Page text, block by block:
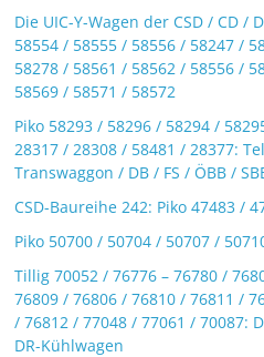
Die UIC-Y-Wagen der CSD / CD /
58554 / 58555 / 58556 / 58247 /
58278 / 58561 / 58562 / 58556 /
58569 / 58571 / 58572
Piko 58293 / 58296 / 58294 /
28317 / 28308 / 58481 / 28377:
Transwaggon / DB / FS / ÖBB /
CSD-Baureihe 242: Piko 47483 /
Piko 50700 / 50704 / 50707 /
Tillig 70052 / 76776 – 76780 /
76809 / 76806 / 76810 / 76811 /
/ 76812 / 77048 / 77061 / 70087:
DR-Kühlwagen